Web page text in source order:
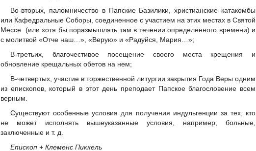
Во-вторых, паломничество в Папские Базилики, христианские катакомбы
или Кафедральные Соборы, соединенное с участием на этих местах в Святой
Мессе (или хотя бы поразмышлять там в течении определенного времени) и
с молитвой «Отче наш…», «Верую» и «Радуйся, Мария…»;
В-третьих, благочестивое посещение своего места крещения и
обновление крещальных обетов на нем;
В-четвертых, участие в торжественной литургии закрытия Года Веры одним
из епископов, который в этот день преподает Папское благословение всем
верным.
Существуют особенные условия для получения индульгенции за тех, кто
не может исполнять вышеуказанные условия, например, больные,
заключенные и т. д.
Епископ + Клеменс Пиккель